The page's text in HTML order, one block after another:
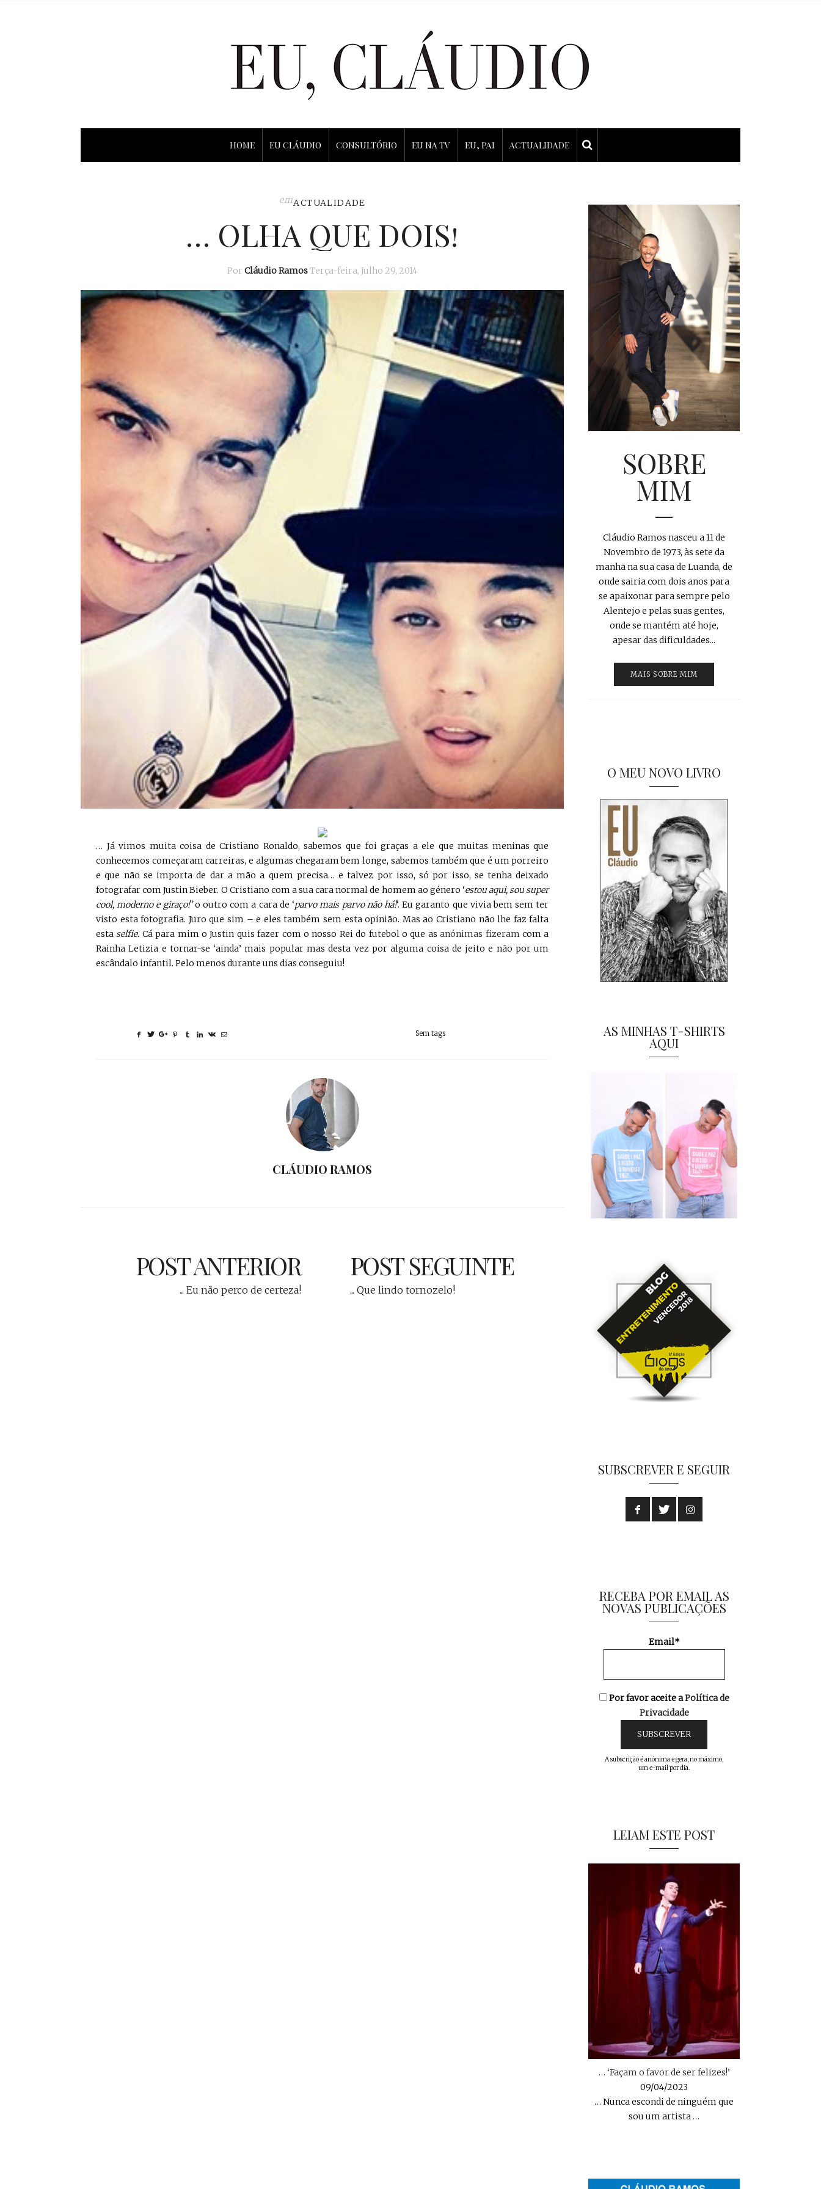
HOME EU CLÁUDIO CONSULTÓRIO EU NA TV EU, PAI ACTUALIDADE
emACTUALIDADE
… OLHA QUE DOIS!
PorCláudio RamosTerça-feira, Julho 29, 2014
… Já vimos muita coisa de Cristiano Ronaldo, sabemos que foi graças a ele que muitas meninas que
conhecemos começaram carreiras, e algumas chegaram bem longe, sabemos também que é um porreiro
e que não se importa de dar a mão a quem precisa… e talvez por isso, só por isso, se tenha deixado
fotografar com Justin Bieber. O Cristiano com a sua cara normal de homem ao género ‘estou aqui, sou super
cool, moderno e giraço!’o outro com a cara de ‘parvo mais parvo não há!‘. Eu garanto que vivia bem sem ter
visto esta fotografia. Juro que sim – e eles também sem esta opinião. Mas ao Cristiano não lhe faz falta
estaselfie. Cá para mim o Justin quis fazer com o nosso Rei do futebol o que asanónimas fizeramcom a
Rainha Letizia e tornar-se ‘ainda’ mais popular mas desta vez por alguma coisa de jeito e não por um
escândalo infantil. Pelo menos durante uns dias conseguiu!
Sem tags
CLÁUDIO RAMOS
POST ANTERIOR
... Eu não perco de certeza!
POST SEGUINTE
... Que lindo tornozelo!
SOBRE
MIM
Cláudio Ramos nasceu a 11 de
Novembro de 1973, às sete da
manhã na sua casa de Luanda, de
onde sairia com dois anos para
se apaixonar para sempre pelo
Alentejo e pelas suas gentes,
onde se mantém até hoje,
apesar das dificuldades...
MAIS SOBRE MIM
O MEU NOVO LIVRO
AS MINHAS T-SHIRTS
AQUI
SUBSCREVER E SEGUIR
RECEBA POR EMAIL AS
NOVAS PUBLICAÇÕES
Email*
Por favor aceite aPolítica de
Privacidade
A subscrição é anónima e gera, no máximo,
um e-mail por dia.
LEIAM ESTE POST
… ‘Façam o favor de ser felizes!’
09/04/2023
… Nunca escondi de ninguém que
sou um artista…